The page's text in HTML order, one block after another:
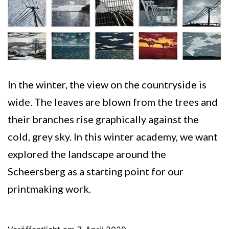
In the winter, the view on the countryside is
wide. The leaves are blown from the trees and
their branches rise graphically against the
cold, grey sky. In this winter academy, we want
explored the landscape around the
Scheersberg as a starting point for our
printmaking work.